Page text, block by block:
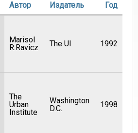
Автор Издатель Год
Marisol
R.Ravicz
The UI 1992
The
Urban
Institute
Washington
D.C.
1998